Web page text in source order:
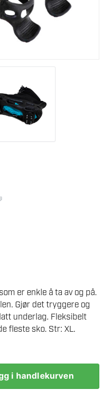
er enkle å ta av og på.
Gjør det tryggere og
underlag. Fleksibelt
fleste sko. Str: XL.
i handlekurven